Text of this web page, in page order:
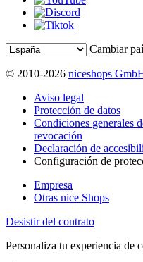
Cambiar
© 2010-2026 niceshops
Aviso legal
Protección de datos
Condiciones generales
revocación
Declaración de
Configuración de
Empresa
Otras nice Shops
Desistir del contrato
Personaliza tu experiencia de